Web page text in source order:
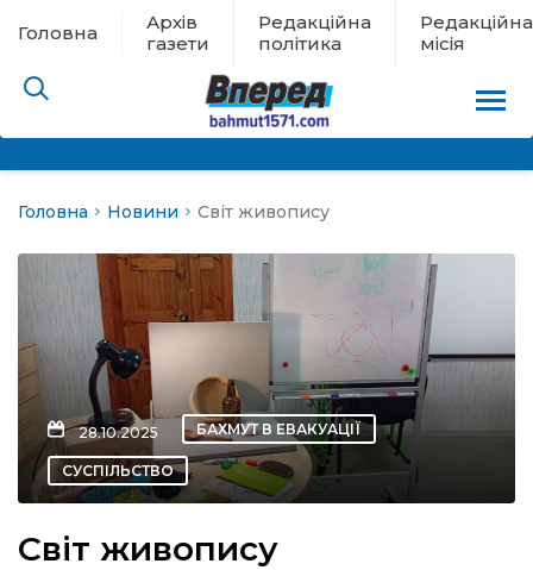
Головна
Архів
газети
Редакційна
політика
Редакційна
місія
евакуації
новини
Головна Новини Світ живопису
28.10.2025 БАХМУТ В ЕВАКУАЦІЇ
СУСПІЛЬСТВО
Світ живопису